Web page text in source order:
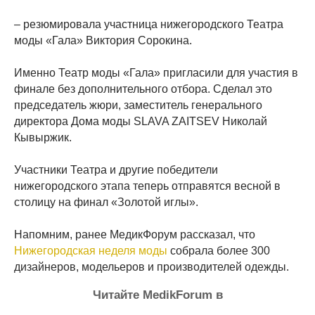
– резюмировала участница нижегородского Театра
моды «Гала» Виктория Сорокина.
Именно Театр моды «Гала» пригласили для участия в
финале без дополнительного отбора. Сделал это
председатель жюри, заместитель генерального
директора Дома моды SLAVA ZAITSEV Николай
Кывыржик.
Участники Театра и другие победители
нижегородского этапа теперь отправятся весной в
столицу на финал «Золотой иглы».
Напомним, ранее МедикФорум рассказал, что
Нижегородская неделя моды собрала более 300
дизайнеров, модельеров и производителей одежды.
Читайте MedikForum в